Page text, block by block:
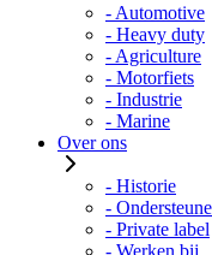
- Automotive
- Heavy duty
- Agriculture
- Motorfiets
- Industrie
- Marine
Over ons
- Historie
-
- Private label
- Werken bij